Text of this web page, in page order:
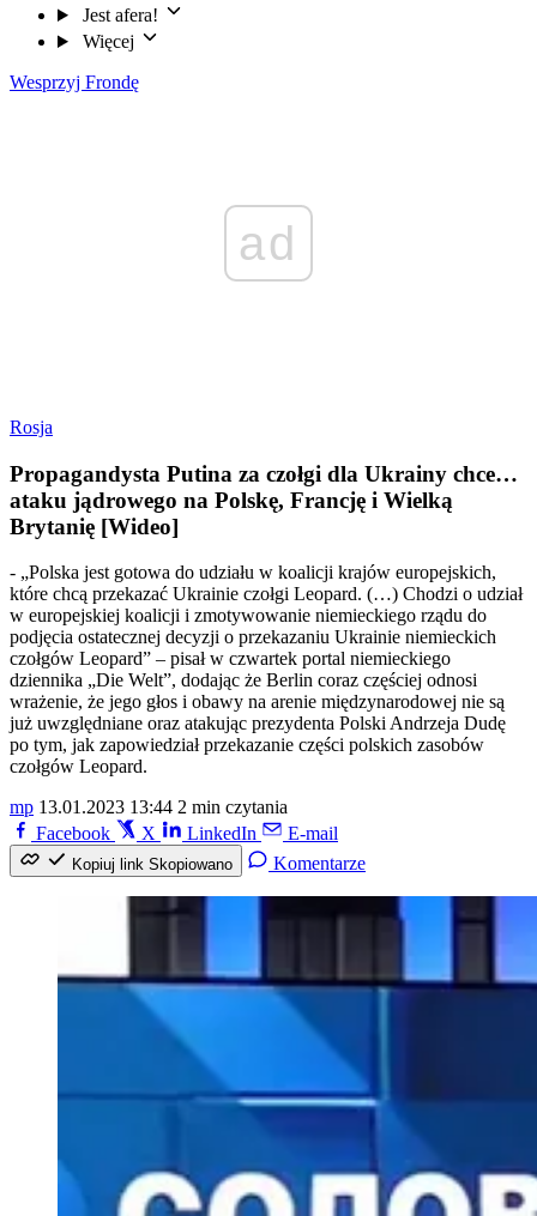
Jest afera!
Więcej
Wesprzyj Frondę
ad
Rosja
Propagandysta Putina za czołgi dla Ukrainy chce…
ataku jądrowego na Polskę, Francję i Wielką
Brytanię [Wideo]
- „Polska jest gotowa do udziału w koalicji krajów europejskich,
które chcą przekazać Ukrainie czołgi Leopard. (…) Chodzi o udział
w europejskiej koalicji i zmotywowanie niemieckiego rządu do
podjęcia ostatecznej decyzji o przekazaniu Ukrainie niemieckich
czołgów Leopard” – pisał w czwartek portal niemieckiego
dziennika „Die Welt”, dodając że Berlin coraz częściej odnosi
wrażenie, że jego głos i obawy na arenie międzynarodowej nie są
już uwzględniane oraz atakując prezydenta Polski Andrzeja Dudę
po tym, jak zapowiedział przekazanie części polskich zasobów
czołgów Leopard.
mp 13.01.2023 13:44 2 min czytania
Facebook
X LinkedIn E-mail
Kopiuj link Skopiowano Komentarze